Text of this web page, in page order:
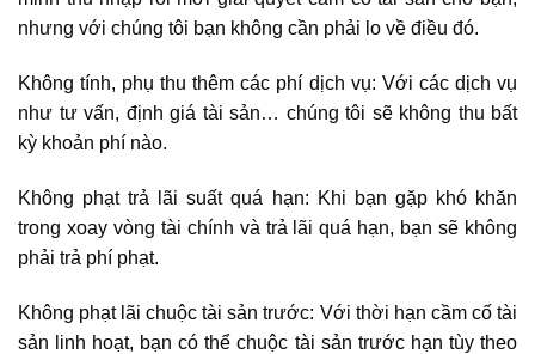
nhưng với chúng tôi bạn không cần phải lo về điều đó.
Không tính, phụ thu thêm các phí dịch vụ: Với các dịch vụ
như tư vấn, định giá tài sản… chúng tôi sẽ không thu bất
kỳ khoản phí nào.
Không phạt trả lãi suất quá hạn: Khi bạn gặp khó khăn
trong xoay vòng tài chính và trả lãi quá hạn, bạn sẽ không
phải trả phí phạt.
Không phạt lãi chuộc tài sản trước: Với thời hạn cầm cố tài
sản linh hoạt, bạn có thể chuộc tài sản trước hạn tùy theo